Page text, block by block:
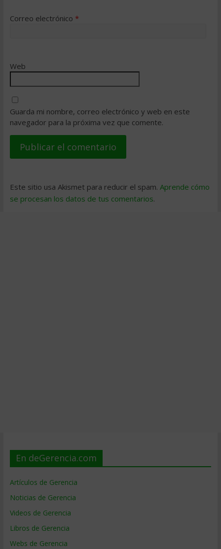
Correo electrónico *
Web
Guarda mi nombre, correo electrónico y web en este
navegador para la próxima vez que comente.
Este sitio usa Akismet para reducir el spam. Aprende cómo
se procesan los datos de tus comentarios.
En deGerencia.com
Artículos de Gerencia
Noticias de Gerencia
Videos de Gerencia
Libros de Gerencia
Webs de Gerencia